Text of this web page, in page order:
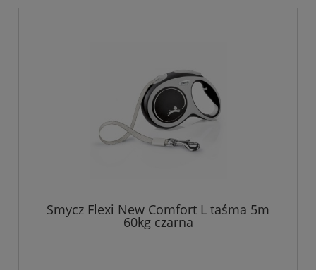
Smycz Flexi New Comfort L taśma 5m
60kg czarna